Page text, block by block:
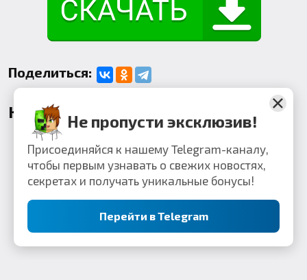
Поделиться:
КомментарииНе пропусти эксклюзив!
Присоединяйся к нашему Telegram-каналу,
чтобы первым узнавать о свежих новостях,
секретах и получать уникальные бонусы!
Перейти в Telegram